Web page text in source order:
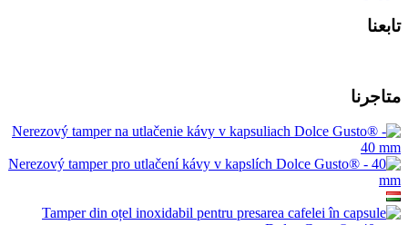
تابعنا
متاجرنا